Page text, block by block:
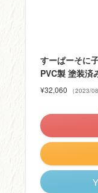
すーぱーそに
PVC製 塗装済
¥32,060 （2023/